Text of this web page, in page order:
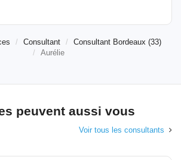
Consultant
Consultant Bordeaux (33)
Aurélie
peuvent aussi vous
Voir tous les consultants